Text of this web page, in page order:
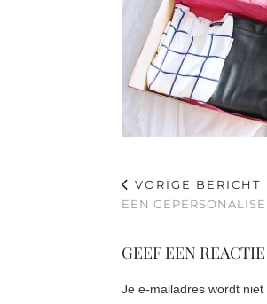
VORIGE BERICHT
EEN
GEEF EEN REACTIE
Je e-mailadres wordt niet